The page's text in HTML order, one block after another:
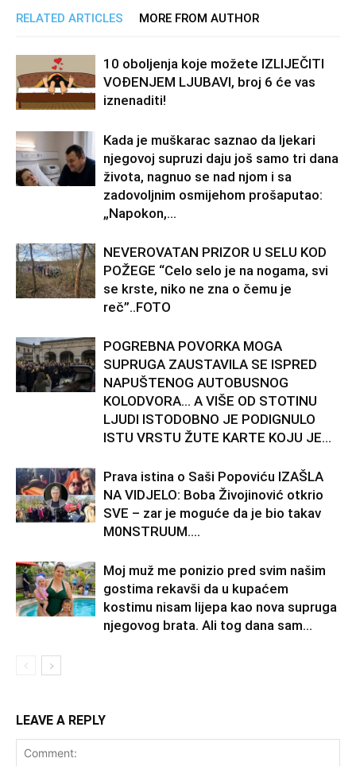
RELATED ARTICLES MORE FROM AUTHOR
10 oboljenja koje možete IZLIJEČITI
VOĐENJEM LJUBAVI, broj 6 će vas
iznenaditi!
Kada je muškarac saznao da ljekari
njegovoj supruzi daju još samo tri dana
života, nagnuo se nad njom i sa
zadovoljnim osmijehom prošaputao:
„Napokon,...
NEVEROVATAN PRIZOR U SELU KOD
POŽEGE “Celo selo je na nogama, svi
se krste, niko ne zna o čemu je
reč”..FOTO
POGREBNA POVORKA MOGA
SUPRUGA ZAUSTAVILA SE ISPRED
NAPUŠTENOG AUTOBUSNOG
KOLODVORA… A VIŠE OD STOTINU
LJUDI ISTODOBNO JE PODIGNULO
ISTU VRSTU ŽUTE KARTE KOJU JE...
Prava istina o Saši Popoviću IZAŠLA
NA VIDJELO: Boba Živojinović otkrio
SVE – zar je moguće da je bio takav
M0NSTRUUM….
Moj muž me ponizio pred svim našim
gostima rekavši da u kupaćem
kostimu nisam lijepa kao nova supruga
njegovog brata. Ali tog dana sam...
LEAVE A REPLY